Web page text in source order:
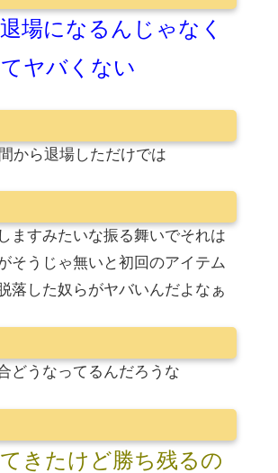
場になるんじゃなく
ヤバくない
から退場しただけでは
ますみたいな振る舞いでそれは
そうじゃ無いと初回のアイテム
落した奴らがヤバいんだよなぁ
どうなってるんだろうな
きたけど勝ち残るの